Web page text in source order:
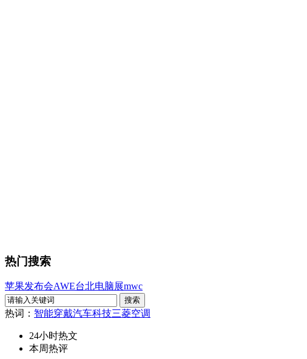
热门搜索
苹果发布会AWE台北电脑展mwc
热词： 智能穿戴汽车科技三菱空调
24小时热文
本周热评